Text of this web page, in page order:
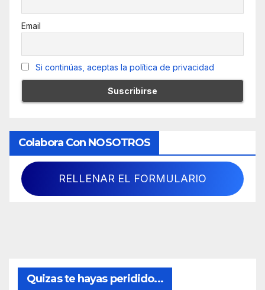
Email
Si continúas, aceptas la política de privacidad
Colabora Con NOSOTROS
RELLENAR EL FORMULARIO
Quizas te hayas peridido...